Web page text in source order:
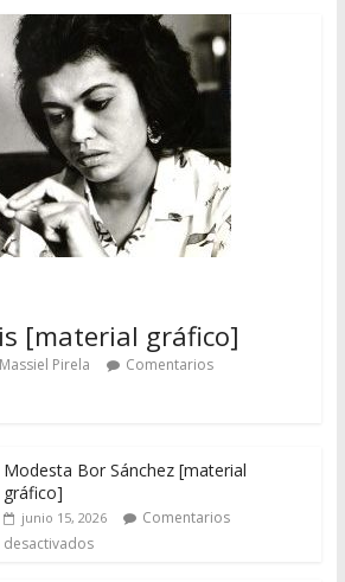
[material gráfico]
Massiel Pirela
Comentarios
Modesta Bor Sánchez [material
gráfico]
junio 15, 2026
Comentarios
desactivados